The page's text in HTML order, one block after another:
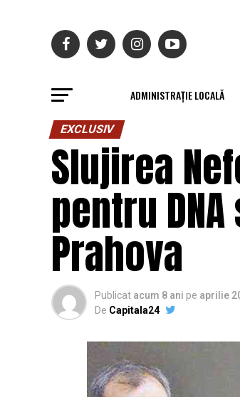
ADMINISTRAȚIE LOCALĂ
EXCLUSIV
Slujirea
pentru
Prahova
Publicat acum 8 ani pe aprilie
De Capitala24